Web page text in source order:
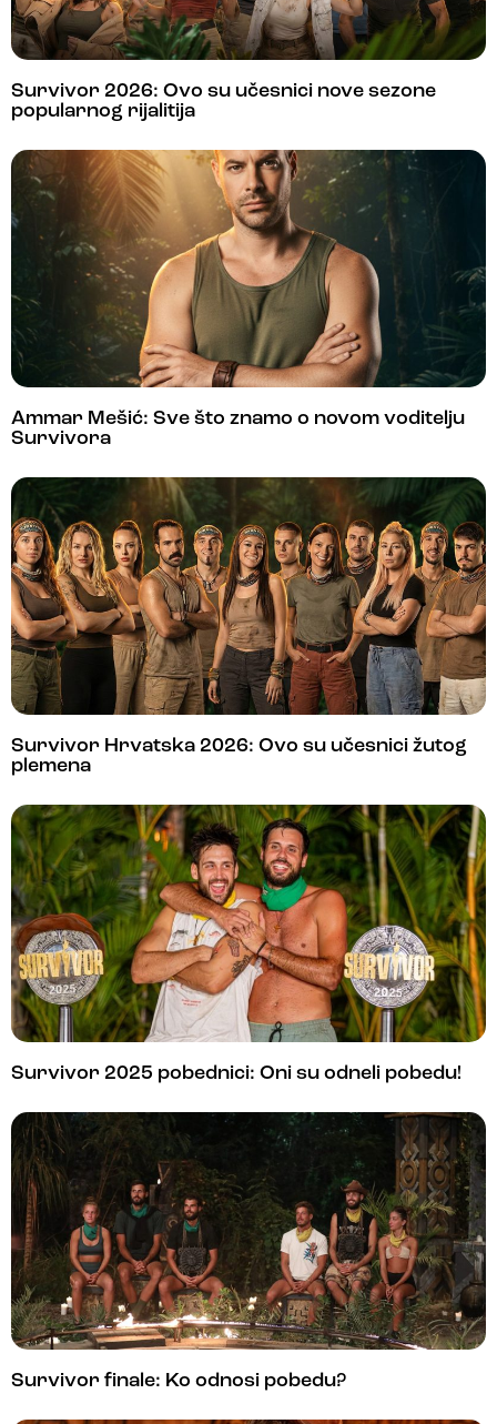
Survivor 2026: Ovo su učesnici nove sezone
popularnog rijalitija
Ammar Mešić: Sve što znamo o novom voditelju
Survivora
Survivor Hrvatska 2026: Ovo su učesnici žutog
plemena
Survivor 2025 pobednici: Oni su odneli pobedu!
Survivor finale: Ko odnosi pobedu?